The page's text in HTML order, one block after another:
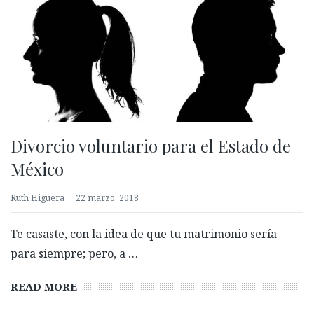
Divorcio voluntario para el Estado de
México
Ruth Higuera 22 marzo, 2018
Te casaste, con la idea de que tu matrimonio sería
para siempre; pero, a …
READ MORE